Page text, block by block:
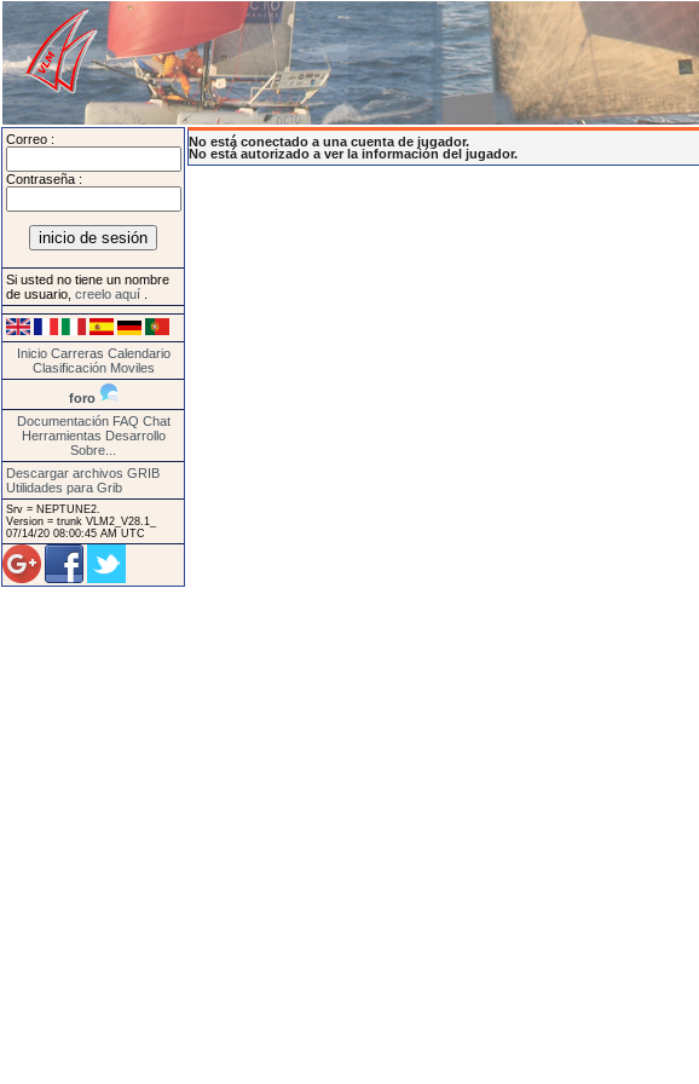
Correo :
Contraseña :
Si usted no tiene un nombre
de usuario, creelo aquí
Inicio Carreras Calendario
Clasificación Moviles
foro
Documentación FAQ Chat
Herramientas Desarrollo
Sobre...
Descargar archivos GRIB
Utilidades para Grib
Srv = NEPTUNE2.
Version = trunk VLM2_V28.1_
07/14/20 08:00:45 AM UTC
No está conectado a una cuenta de jugador.
No está autorizado a ver la información del jugador.